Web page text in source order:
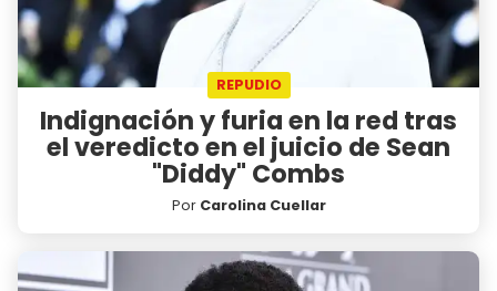
REPUDIO
Indignación y furia en la red tras
el veredicto en el juicio de Sean
"Diddy" Combs
Por Carolina Cuellar